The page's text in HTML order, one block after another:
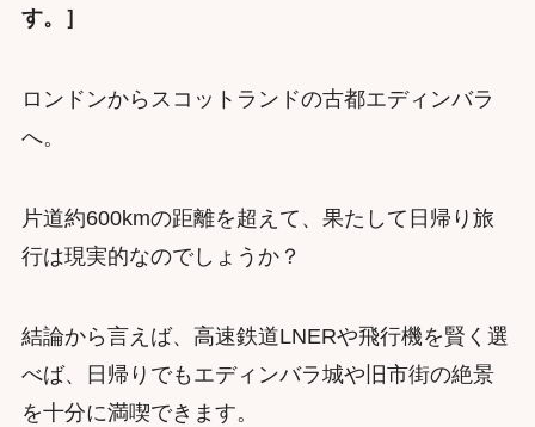
す。］
ロンドンからスコットランドの古都エディンバラ
へ。
片道約600kmの距離を超えて、果たして日帰り旅
行は現実的なのでしょうか？
結論から言えば、高速鉄道LNERや飛行機を賢く選
べば、日帰りでもエディンバラ城や旧市街の絶景
を十分に満喫できます。